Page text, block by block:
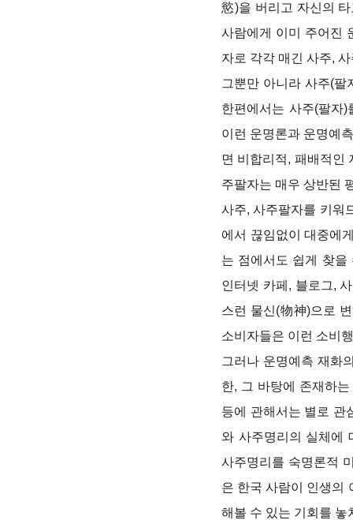
慾)을 버리고 자신의
사람에게 이미 주어진
자로 각각 매긴 사주,
그뿐만 아니라 사주(
한편에서는 사주(팔자
이런 운명론과 운명예
면 비합리적, 패배적인
주팔자는 매우 상반된
사주, 사주팔자를 키워
에서 끊임없이 대중에
는 점에서도 쉽게 찾을
인터넷 카페, 블로그,
스런 물신(物神)으로
소비자들은 이런 소비
그러나 운명예측 재화
한, 그 바탕에 존재하
등에 관해서는 별로 관
와 사주명리의 실체에
사주명리를 숙명론적
은 한국 사람이 인생의
해볼 수 있는 기회를 놓